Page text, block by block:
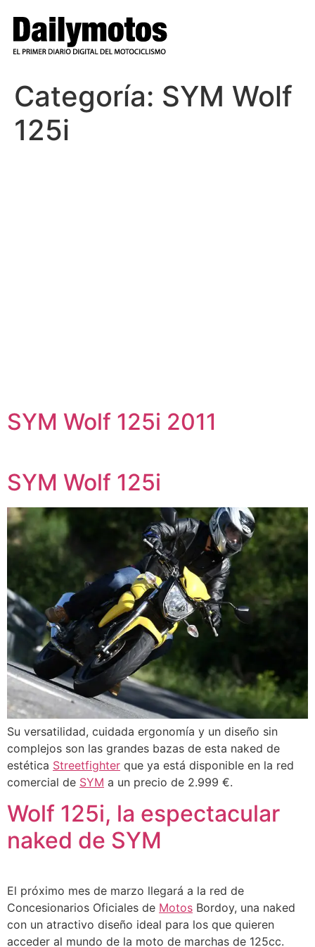
contenido
Categoría: SYM Wolf
125i
SYM Wolf 125i 2011
SYM Wolf 125i
Su versatilidad, cuidada ergonomía y un diseño sin
complejos son las grandes bazas de esta naked de
estética Streetfighter que ya está disponible en la red
comercial de SYM a un precio de 2.999 €.
Wolf 125i, la espectacular
naked de SYM
El próximo mes de marzo llegará a la red de
Concesionarios Oficiales de Motos Bordoy, una naked
con un atractivo diseño ideal para los que quieren
acceder al mundo de la moto de marchas de 125cc.